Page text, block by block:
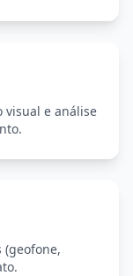
visual e análise